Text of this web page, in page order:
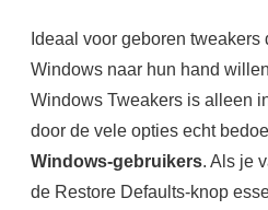
Ideaal voor geboren
Windows naar hun hand
Windows Tweakers is alleen
door de vele opties echt
Windows-gebruikers. Als je
de Restore Defaults-knop